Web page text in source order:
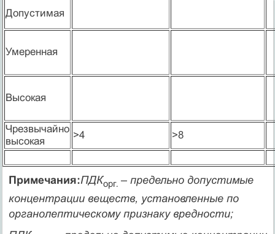
Допустимая
Умеренная
Высокая
Чрезвычайно
высокая
>4 >8
Примечания:ПДКорг. – предельно допустимые
концентрации веществ, установленные по
органолептическому признаку вредности;